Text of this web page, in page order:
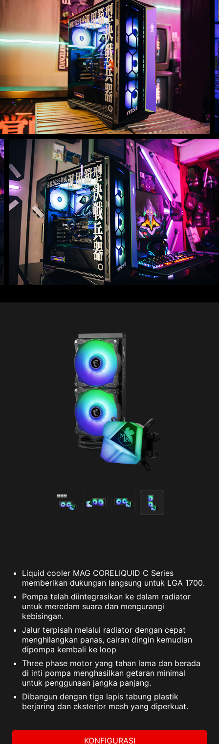
Liquid cooler MAG CORELIQUID C Series
memberikan dukungan langsung untuk LGA 1700.
Pompa telah diintegrasikan ke dalam radiator
untuk meredam suara dan mengurangi
kebisingan.
Jalur terpisah melalui radiator dengan cepat
menghilangkan panas, cairan dingin kemudian
dipompa kembali ke loop
Three phase motor yang tahan lama dan berada
di inti pompa menghasilkan getaran minimal
untuk penggunaan jangka panjang.
Dibangun dengan tiga lapis tabung plastik
berjaring dan eksterior mesh yang diperkuat.
KONFIGURASI